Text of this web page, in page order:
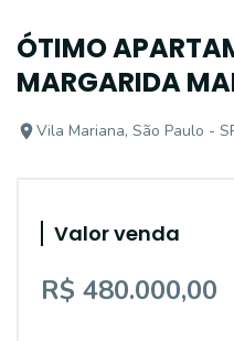
ÓTIMO
MARGARIDA
Vila Mariana, São Paulo -
Valor venda
R$ 480.000,00